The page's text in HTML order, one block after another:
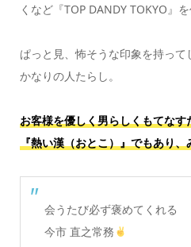
くなど『TOP DANDY TOKYO』
ぱっと見、怖そうな印象を持っ
かなりの人たらし。
お客様を優しく男らしくもてな
『熱い漢（おとこ）』でもあり、
会うたび必ず褒めてくれる
今市 直之常務